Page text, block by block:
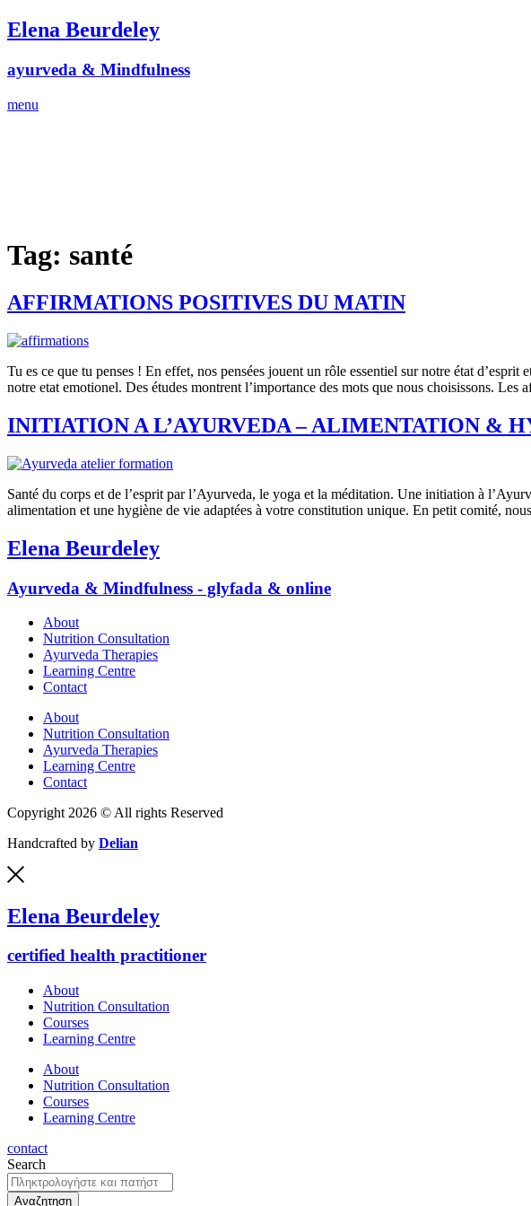
Skip
to
Elena Beurdeley
ayurveda & Mindfulness
menu
Tag: santé
AFFIRMATIONS POSITIVES DU MATIN
Tu es ce que tu penses ! En effet, nos pensées jouent un rôle essentiel sur notre état
notre etat emotionel. Des études montrent l’importance des mots que nous choisissons.
INITIATION A L’AYURVEDA – ALIMENTATION &
Santé du corps et de l’esprit par l’Ayurveda, le yoga et la méditation. Une initiation à
alimentation et une hygiène de vie adaptées à votre constitution unique. En petit comité,
Elena Beurdeley
Ayurveda & Mindfulness - glyfada & online
About
Nutrition Consultation
Ayurveda Therapies
Learning Centre
Contact
About
Nutrition Consultation
Ayurveda Therapies
Learning Centre
Contact
Copyright 2026 © All rights Reserved
Handcrafted by Delian
Elena Beurdeley
certified health practitioner
About
Nutrition Consultation
Courses
Learning Centre
About
Nutrition Consultation
Courses
Learning Centre
contact
Search
Αναζητηση